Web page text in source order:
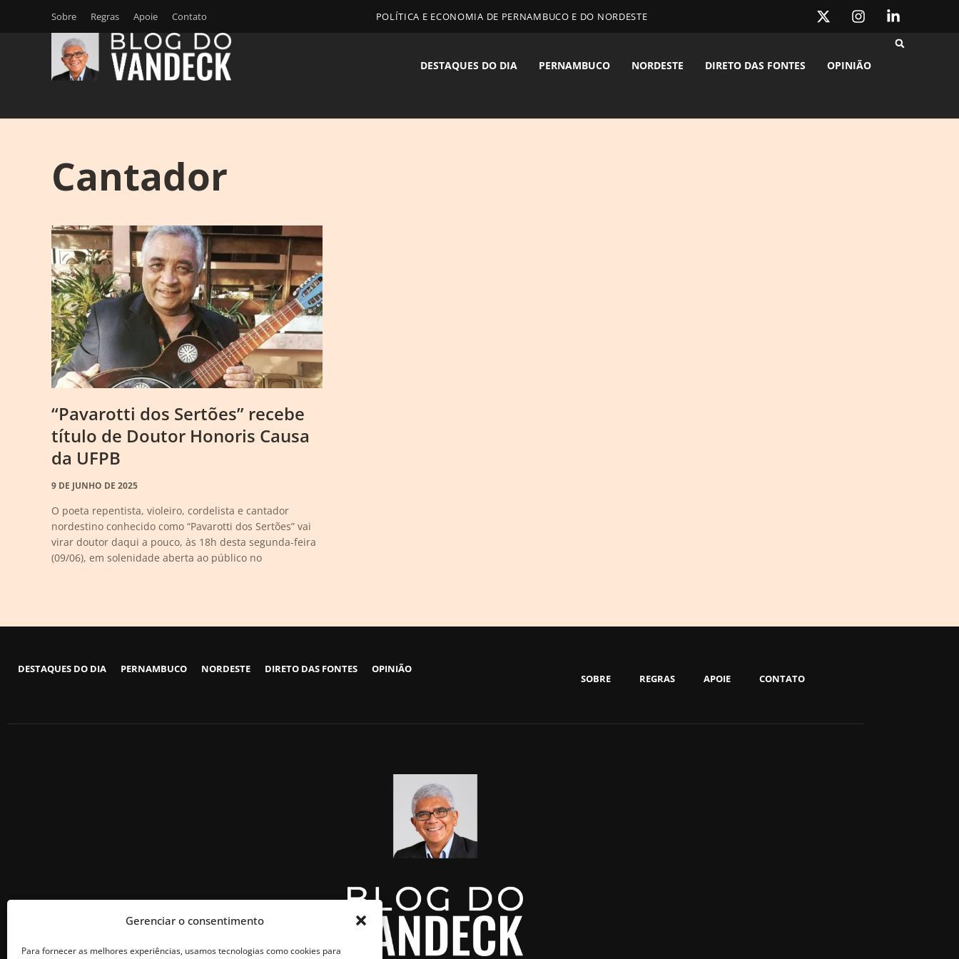
Gerenciar o consentimento
Para fornecer as melhores experiências, usamos tecnologias como cookies para
Sobre Regras Apoie Contato POLÍTICA E ECONOMIA DE PERNAMBUCO E DO NORDESTE
DESTAQUES DO DIA PERNAMBUCO NORDESTE DIRETO DAS FONTES OPINIÃO
Cantador
“Pavarotti dos Sertões” recebe
título de Doutor Honoris Causa
da UFPB
9 DE JUNHO DE 2025
O poeta repentista, violeiro, cordelista e cantador
nordestino conhecido como “Pavarotti dos Sertões” vai
virar doutor daqui a pouco, às 18h desta segunda-feira
(09/06), em solenidade aberta ao público no
DESTAQUES DO DIA PERNAMBUCO NORDESTE DIRETO DAS FONTES OPINIÃO
SOBRE REGRAS APOIE CONTATO